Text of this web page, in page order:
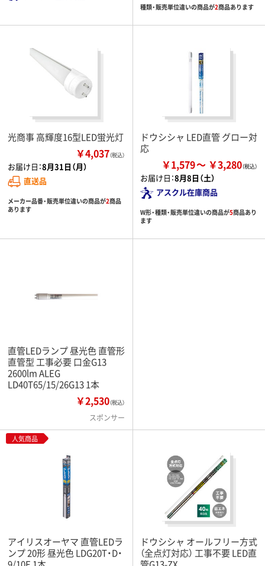
種類・販売単位違いの商品が2商品あります
光商事 高輝度16型LED蛍光灯
￥4,037（税込）
お届け日：8月31日（月）
直送品
メーカー品番・販売単位違いの商品が2商品
あります
ドウシシャ LED直管 グロー対
応
￥1,579 ￥3,280
お届け日：8月8日（土）
アスクル在庫商品
W形・種類・販売単位違いの商品が5商品あり
ます
直管LEDランプ 昼光色 直管形
直管型 工事必要 口金G13
2600lm ALEG
LD40T65/15/26G13 1本
￥2,530（税込）
スポンサー
人気商品
アイリスオーヤマ 直管LEDラ
ンプ 20形 昼光色 LDG20T・D・
ドウシシャ オールフリー方式
（全点灯対応） 工事不要 LED直